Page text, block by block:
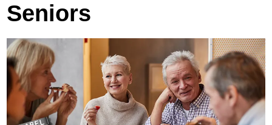
Economie
Services
Contacts
Seniors